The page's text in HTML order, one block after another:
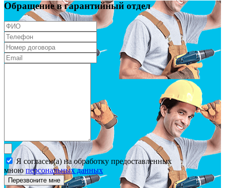
Обращение в гарантийный отдел
Я согласен(а) на обработку предоставленных
мною персональных данных
Перезвоните мне